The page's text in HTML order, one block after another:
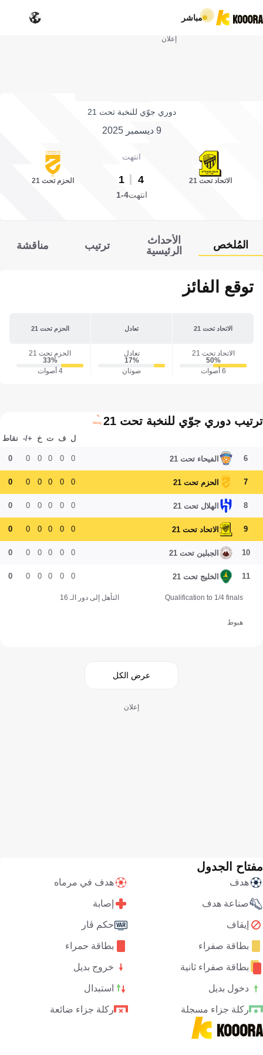
مباشر
إعلان
دوري جوّي للنخبة تحت 21
9 ديسمبر 2025
الاتحاد تحت 21
انتهت
4
1 الحزم تحت 21
انتهت4-1
المُلخص
الأحداث
الرئيسية
ترتيب مناقشة
توقع الفائز
الاتحاد تحت 21 تعادل الحزم تحت 21
الاتحاد تحت 21
50‎%‎
6 أصوات
تعادل
17‎%‎
صوتان
الحزم تحت 21
33‎%‎
4 أصوات
ترتيب دوري جوّي للنخبة تحت 21
ل ف ت خ +/- نقاط
6 الفيحاء تحت 21 0
0
0
0
0
0
7 الحزم تحت 21 0
0
0
0
0
0
8 الهلال تحت 21 0
0
0
0
0
0
9 الاتحاد تحت 21 0
0
0
0
0
0
10 الجبلين تحت 21 0
0
0
0
0
0
11 الخليج تحت 21 0
0
0
0
0
0
Qualification to 1/4 finals التأهل إلى دور الـ 16
هبوط
عرض الكل
إعلان
مفتاح الجدول
هدف هدف في مرماه
صناعة هدف إصابة
إيقاف حكم ڤار
بطاقة صفراء بطاقة حمراء
بطاقة صفراء ثانية خروج بديل
دخول بديل استبدال
ركلة جزاء مسجلة ركلة جزاء ضائعة